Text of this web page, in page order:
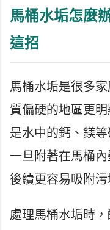
馬桶水垢怎麼
這招
馬桶水垢是很多
質偏硬的地區更
是水中的鈣、鎂
一旦附著在馬桶
後續更容易吸附污
處理馬桶水垢時